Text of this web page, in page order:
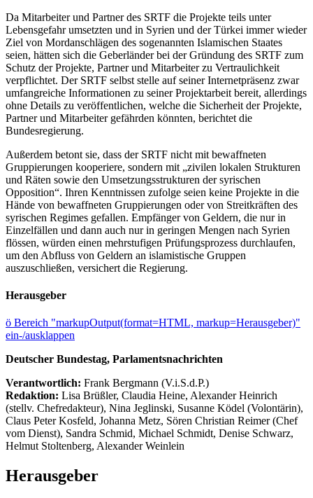
Da Mitarbeiter und Partner des SRTF die Projekte teils unter
Lebensgefahr umsetzten und in Syrien und der Türkei immer wieder
Ziel von Mordanschlägen des sogenannten Islamischen Staates
seien, hätten sich die Geberländer bei der Gründung des SRTF zum
Schutz der Projekte, Partner und Mitarbeiter zu Vertraulichkeit
verpflichtet. Der SRTF selbst stelle auf seiner Internetpräsenz zwar
umfangreiche Informationen zu seiner Projektarbeit bereit, allerdings
ohne Details zu veröffentlichen, welche die Sicherheit der Projekte,
Partner und Mitarbeiter gefährden könnten, berichtet die
Bundesregierung.
Außerdem betont sie, dass der SRTF nicht mit bewaffneten
Gruppierungen kooperiere, sondern mit „zivilen lokalen Strukturen
und Räten sowie den Umsetzungsstrukturen der syrischen
Opposition“. Ihren Kenntnissen zufolge seien keine Projekte in die
Hände von bewaffneten Gruppierungen oder von Streitkräften des
syrischen Regimes gefallen. Empfänger von Geldern, die nur in
Einzelfällen und dann auch nur in geringen Mengen nach Syrien
flössen, würden einen mehrstufigen Prüfungsprozess durchlaufen,
um den Abfluss von Geldern an islamistische Gruppen
auszuschließen, versichert die Regierung.
Herausgeber
ö Bereich "markupOutput(format=HTML, markup=Herausgeber)"
ein-/ausklappen
Deutscher Bundestag, Parlamentsnachrichten
Verantwortlich: Frank Bergmann (V.i.S.d.P.)
Redaktion: Lisa Brüßler, Claudia Heine, Alexander Heinrich
(stellv. Chefredakteur), Nina Jeglinski, Susanne Ködel (Volontärin),
Claus Peter Kosfeld, Johanna Metz, Sören Christian Reimer (Chef
vom Dienst), Sandra Schmid, Michael Schmidt, Denise Schwarz,
Helmut Stoltenberg, Alexander Weinlein
Herausgeber